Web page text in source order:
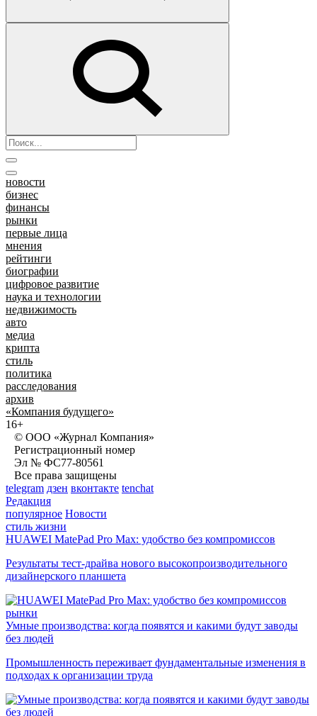
новости
бизнес
финансы
рынки
первые лица
мнения
рейтинги
биографии
цифровое развитие
наука и технологии
недвижимость
авто
медиа
крипта
стиль
политика
расследования
архив
«Компания будущего»
16+
© ООО «Журнал Компания»
Регистрационный номер
Эл № ФС77-80561
Все права защищены
telegram дзен вконтакте tenchat
Редакция
популярное Новости
стиль жизни
HUAWEI MatePad Pro Max: удобство без компромиссов
Результаты тест-драйва нового высокопроизводительного
дизайнерского планшета
рынки
Умные производства: когда появятся и какими будут заводы
без людей
Промышленность переживает фундаментальные изменения в
подходах к организации труда